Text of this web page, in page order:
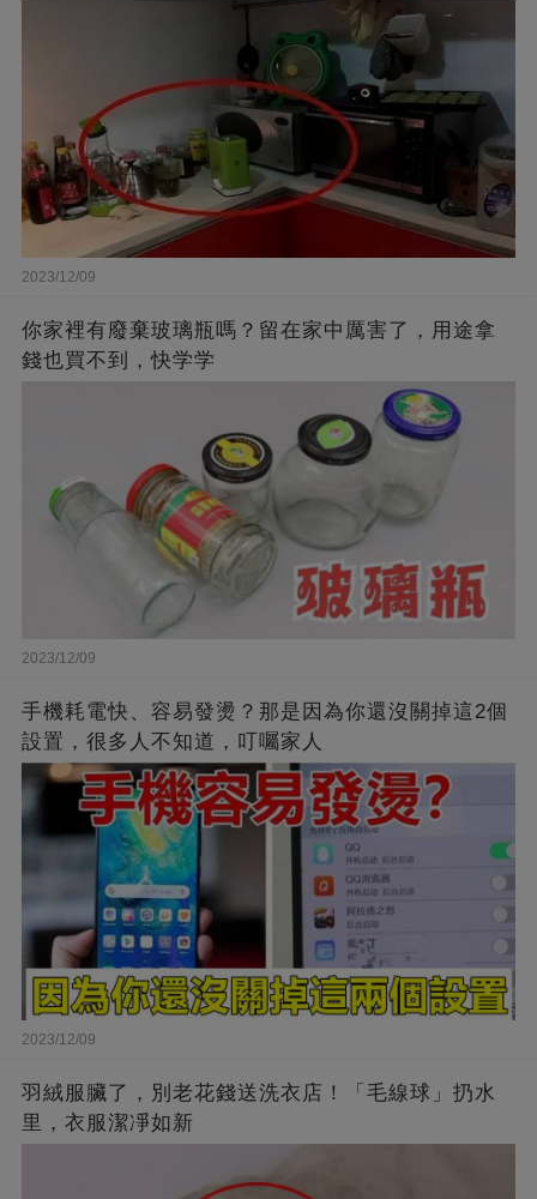
2023/12/09
你家裡有廢棄玻璃瓶嗎？留在家中厲害了，用途拿
錢也買不到，快学学
2023/12/09
手機耗電快、容易發燙？那是因為你還沒關掉這2個
設置，很多人不知道，叮囑家人
2023/12/09
羽絨服臟了，別老花錢送洗衣店！「毛線球」扔水
里，衣服潔凈如新